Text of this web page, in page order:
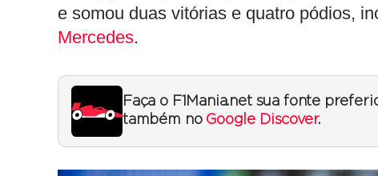
e somou duas vitórias e quatro pódios,
Mercedes.
Faça o F1Mania.net sua fonte
também no Google Discover.